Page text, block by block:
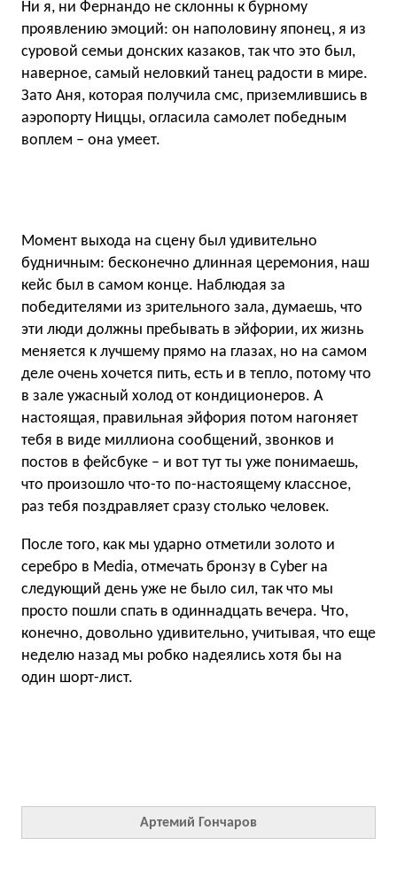
Ни я, ни Фернандо не склонны к бурному
проявлению эмоций: он наполовину японец, я из
суровой семьи донских казаков, так что это был,
наверное, самый неловкий танец радости в мире.
Зато Аня, которая получила смс, приземлившись в
аэропорту Ниццы, огласила самолет победным
воплем – она умеет.
Момент выхода на сцену был удивительно
будничным: бесконечно длинная церемония, наш
кейс был в самом конце. Наблюдая за
победителями из зрительного зала, думаешь, что
эти люди должны пребывать в эйфории, их жизнь
меняется к лучшему прямо на глазах, но на самом
деле очень хочется пить, есть и в тепло, потому что
в зале ужасный холод от кондиционеров. А
настоящая, правильная эйфория потом нагоняет
тебя в виде миллиона сообщений, звонков и
постов в фейсбуке – и вот тут ты уже понимаешь,
что произошло что-то по-настоящему классное,
раз тебя поздравляет сразу столько человек.
После того, как мы ударно отметили золото и
серебро в Media, отмечать бронзу в Cyber на
следующий день уже не было сил, так что мы
просто пошли спать в одиннадцать вечера. Что,
конечно, довольно удивительно, учитывая, что еще
неделю назад мы робко надеялись хотя бы на
один шорт-лист.
Артемий Гончаров